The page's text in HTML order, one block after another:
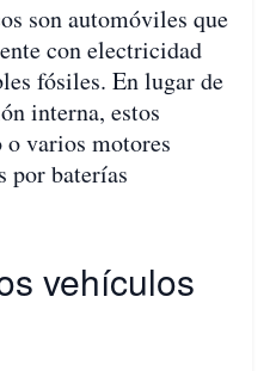
son automóviles que
con electricidad
fósiles. En lugar de
interna, estos
varios motores
por baterías
vehículos